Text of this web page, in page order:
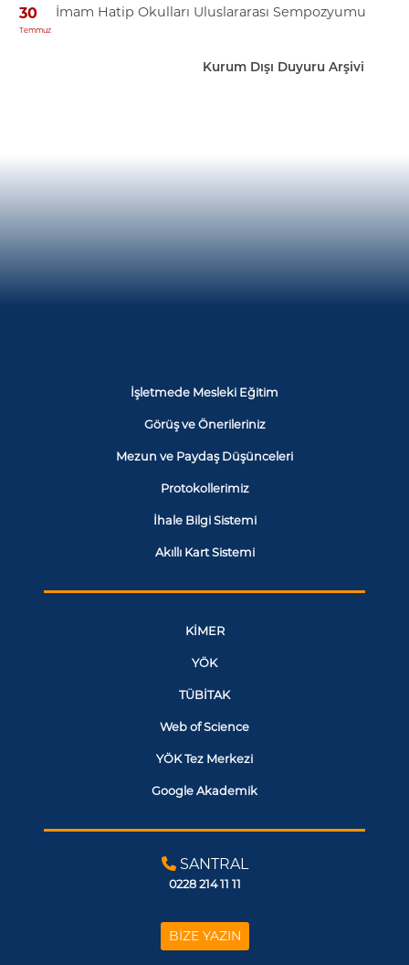
30
Temmuz
İmam Hatip Okulları Uluslararası Sempozyumu
Kurum Dışı Duyuru Arşivi
İşletmede Mesleki Eğitim
Görüş ve Önerileriniz
Mezun ve Paydaş Düşünceleri
Protokollerimiz
İhale Bilgi Sistemi
Akıllı Kart Sistemi
KİMER
YÖK
TÜBİTAK
Web of Science
YÖK Tez Merkezi
Google Akademik
SANTRAL
0228 214 11 11
BİZE YAZIN